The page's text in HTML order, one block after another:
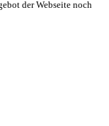
der Webseite noch